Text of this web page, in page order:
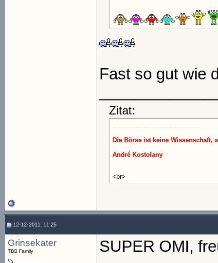
Fast so gut wie
Zitat:
.............................................
Die Börse ist keine Wissenschaft,
André Kostolany
<br>
12-12-2011, 11:25
Grinsekater
TBB Family SUPER OMI,